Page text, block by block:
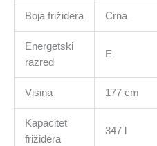
Boja frižidera Crna
Energetski
razred
E
Visina 177 cm
Kapacitet
frižidera
347 l